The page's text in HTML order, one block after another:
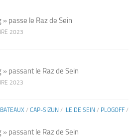
» passe le Raz de Sein
2023
» passant le Raz de Sein
2023
BATEAUX / CAP-SIZUN / ILE DE SEIN / PLOGOFF /
» passant le Raz de Sein